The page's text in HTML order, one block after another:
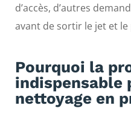
d’accès, d’autres
avant de sortir le jet et
Pourquoi la
indispensable
nettoyage en